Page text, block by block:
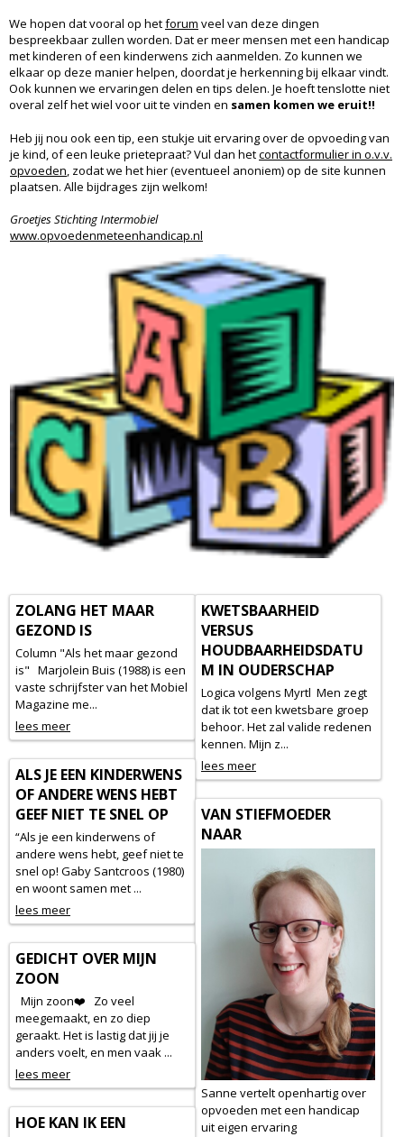
We hopen dat vooral op hetforum veel van deze dingen
bespreekbaar zullen worden. Dat er meer mensen met een handicap
met kinderen of een kinderwens zich aanmelden. Zo kunnen we
elkaar op deze manier helpen, doordat je herkenning bij elkaar vindt.
Ook kunnen we ervaringen delen en tips delen. Je hoeft tenslotte niet
overal zelf het wiel voor uit te vinden en samen komen we eruit!!
Heb jij nou ook een tip, een stukje uit ervaring over de opvoeding van
je kind, of een leuke prietepraat? Vul dan hetcontactformulier in o.v.v.
opvoeden, zodat we het hier (eventueel anoniem) op de site kunnen
plaatsen. Alle bijdrages zijn welkom!
Groetjes Stichting Intermobiel
www.opvoedenmeteenhandicap.nl
ZOLANG HET MAAR
GEZOND IS
Column "Als het maar gezond
is" Marjolein Buis (1988) is een
vaste schrijfster van het Mobiel
Magazine me...
lees meer
KWETSBAARHEID
VERSUS
HOUDBAARHEIDSDATU
M IN OUDERSCHAP
Logica volgens Myrtl Men zegt
dat ik tot een kwetsbare groep
behoor. Het zal valide redenen
kennen. Mijn z...
lees meer
ALS JE EEN KINDERWENS
OF ANDERE WENS HEBT
GEEF NIET TE SNEL OP
“Als je een kinderwens of
andere wens hebt, geef niet te
snel op! Gaby Santcroos (1980)
en woont samen met ...
lees meer
VAN STIEFMOEDER
NAAR
Sanne vertelt openhartig over
opvoeden met een handicap
uit eigen ervaring
GEDICHT OVER MIJN
ZOON
Mijn zoon❤️ Zo veel
meegemaakt, en zo diep
geraakt. Het is lastig dat jij je
anders voelt, en men vaak ...
lees meer
HOE KAN IK EEN